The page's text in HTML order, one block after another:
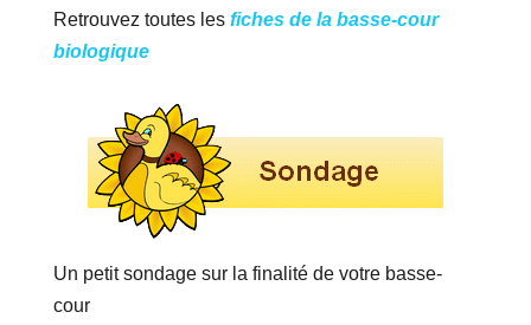
Retrouvez toutes les fiches de la basse-cour
biologique
Un petit sondage sur la finalité de votre basse-
cour